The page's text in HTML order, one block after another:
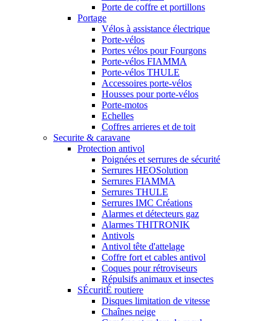
Porte de coffre et portillons
Portage
Vélos à assistance électrique
Porte-vélos
Portes vélos pour Fourgons
Porte-vélos FIAMMA
Porte-vélos THULE
Accessoires porte-vélos
Housses pour porte-vélos
Porte-motos
Echelles
Coffres arrieres et de toit
Securite & caravane
Protection antivol
Poignées et serrures de sécurité
Serrures HEOSolution
Serrures FIAMMA
Serrures THULE
Serrures IMC Créations
Alarmes et détecteurs gaz
Alarmes THITRONIK
Antivols
Antivol tête d'attelage
Coffre fort et cables antivol
Coques pour rétroviseurs
Répulsifs animaux et insectes
SÉcuritÉ routiere
Disques limitation de vitesse
Chaînes neige